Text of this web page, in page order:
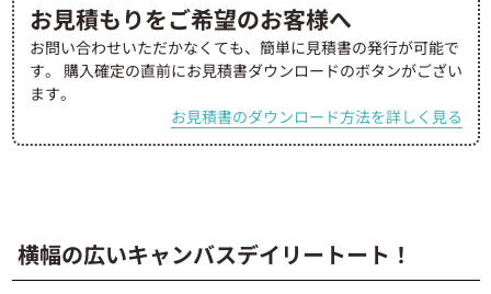
お見積もりをご希望のお客様へ
お問い合わせいただかなくても、簡単に見積書の発行が可能で
す。
購入確定の直前にお見積書ダウンロードのボタンがござい
ます。
お見積書のダウンロード方法を詳しく見る
横幅の広いキャンバスデイリートート！